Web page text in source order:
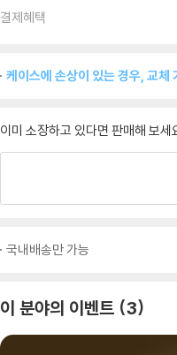
결제혜택
케이스에 손상이 있는 경우, 교체
이미 소장하고 있다면 판매해 보세
국내배송만 가능
이 분야의 이벤트 3